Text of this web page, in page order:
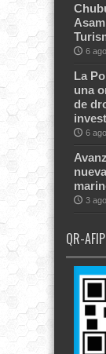
6
La
una
de
6
3
QR-AFIP